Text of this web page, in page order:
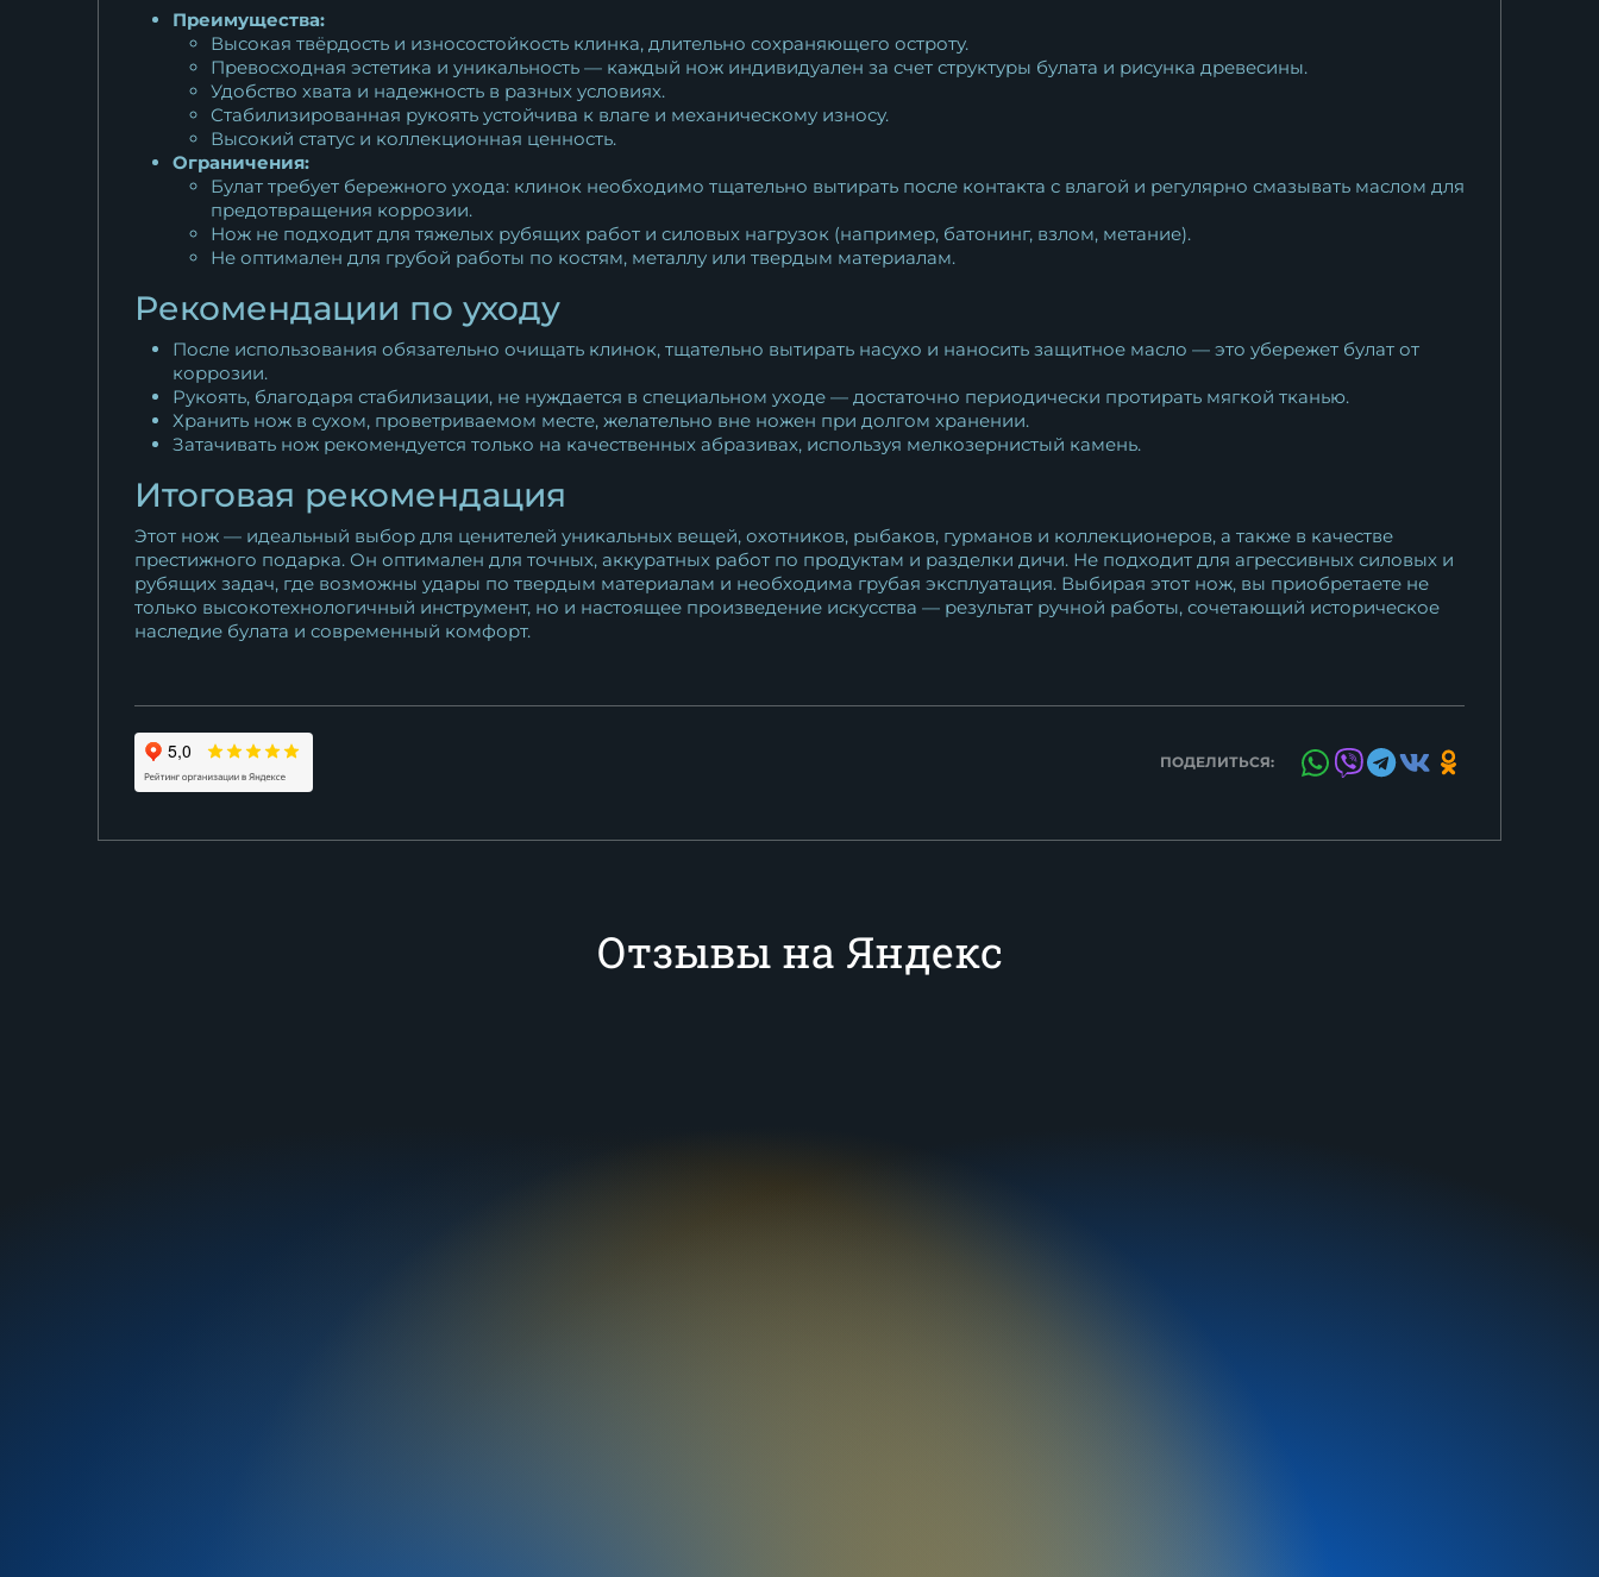
Преимущества:
Высокая твёрдость и износостойкость клинка, длительно сохраняющего остроту.
Превосходная эстетика и уникальность — каждый нож индивидуален за счет структуры булата и рисунка древесины.
Удобство хвата и надежность в разных условиях.
Стабилизированная рукоять устойчива к влаге и механическому износу.
Высокий статус и коллекционная ценность.
Ограничения:
Булат требует бережного ухода: клинок необходимо тщательно вытирать после контакта с влагой и регулярно смазывать маслом для
предотвращения коррозии.
Нож не подходит для тяжелых рубящих работ и силовых нагрузок (например, батонинг, взлом, метание).
Не оптимален для грубой работы по костям, металлу или твердым материалам.
Рекомендации по уходу
После использования обязательно очищать клинок, тщательно вытирать насухо и наносить защитное масло — это убережет булат от
коррозии.
Рукоять, благодаря стабилизации, не нуждается в специальном уходе — достаточно периодически протирать мягкой тканью.
Хранить нож в сухом, проветриваемом месте, желательно вне ножен при долгом хранении.
Затачивать нож рекомендуется только на качественных абразивах, используя мелкозернистый камень.
Итоговая рекомендация
Этот нож — идеальный выбор для ценителей уникальных вещей, охотников, рыбаков, гурманов и коллекционеров, а также в качестве
престижного подарка. Он оптимален для точных, аккуратных работ по продуктам и разделки дичи. Не подходит для агрессивных силовых и
рубящих задач, где возможны удары по твердым материалам и необходима грубая эксплуатация. Выбирая этот нож, вы приобретаете не
только высокотехнологичный инструмент, но и настоящее произведение искусства — результат ручной работы, сочетающий историческое
наследие булата и современный комфорт.
ПОДЕЛИТЬСЯ:
Отзывы на Яндекс